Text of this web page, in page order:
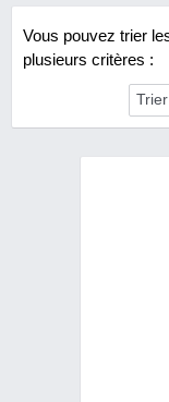
Vous pouvez trier
plusieurs critères :